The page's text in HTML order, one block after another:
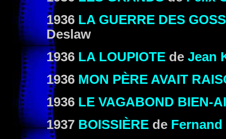
1936 LA GUERRE DES
Deslaw
1936 LA LOUPIOTE de Jean
1936 MON PÈRE AVAIT
1936 LE VAGABOND BIEN-
1937 BOISSIÈRE de